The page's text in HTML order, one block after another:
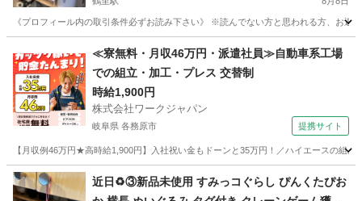
《プロフィール内の取引条件必ずお読み下さい》 ※読んでない方と思われる方、お
鶴里駅 その他 すみっコぐらし
≪寮無料・月収46万円・派遣社員≫自動車系工場
での組立・加工・プレス 交替制
時給1,900円
株式会社ワークジャパン
岐阜県 各務原市 提携サイト
【月収例46万円★高時給1,900円】入社祝い金もドーンと35万円！／ハイエースの組
岐阜 各務原市 その他
近日♻️③新品未使用 すみっコぐらし ぴんくたぴお